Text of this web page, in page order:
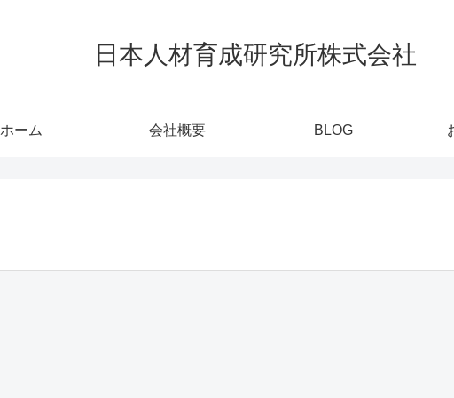
日本人材育成研究所株式会社
ホーム 会社概要 BLOG